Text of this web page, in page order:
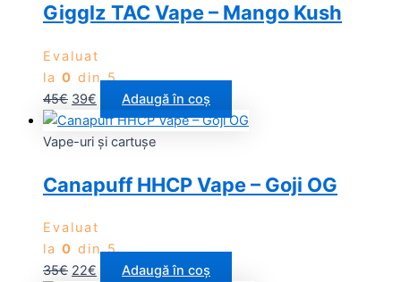
Gigglz TAC Vape – Mango Kush
Evaluat
la 0 din 5
45€ 39€ Adaugă în coș
Vape-uri și cartușe
Canapuff HHCP Vape – Goji OG
Evaluat
la 0 din 5
35€ 22€ Adaugă în coș